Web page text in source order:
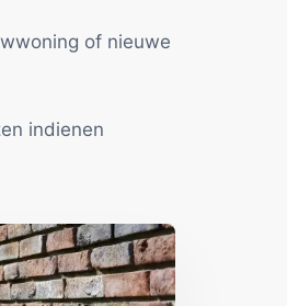
of nieuwe
indienen